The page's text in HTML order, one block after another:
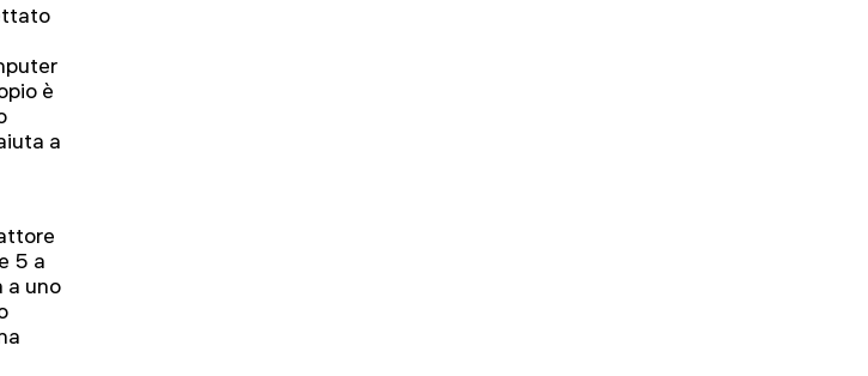
è
a
5 a
a uno